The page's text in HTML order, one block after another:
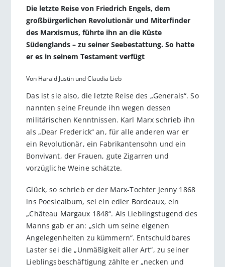
Die letzte Reise von Friedrich Engels, dem
großbürgerlichen Revolutionär und Miterfinder
des Marxismus, führte ihn an die Küste
Südenglands – zu seiner Seebestattung. So hatte
er es in seinem Testament verfügt
Von Harald Justin und Claudia Lieb
Das ist sie also, die letzte Reise des „Generals“. So
nannten seine Freunde ihn wegen dessen
militärischen Kenntnissen. Karl Marx schrieb ihn
als „Dear Frederick“ an, für alle anderen war er
ein Revolutionär, ein Fabrikantensohn und ein
Bonvivant, der Frauen, gute Zigarren und
vorzügliche Weine schätzte.
Glück, so schrieb er der Marx-Tochter Jenny 1868
ins Poesiealbum, sei ein edler Bordeaux, ein
„Château Margaux 1848“. Als Lieblingstugend des
Manns gab er an: „sich um seine eigenen
Angelegenheiten zu kümmern“. Entschuldbares
Laster sei die „Unmäßigkeit aller Art“, zu seiner
Lieblingsbeschäftigung zählte er „necken und